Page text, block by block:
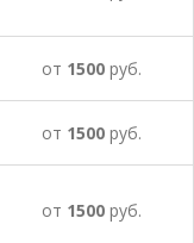
от 1500руб.
от 1500руб.
от 1500руб.